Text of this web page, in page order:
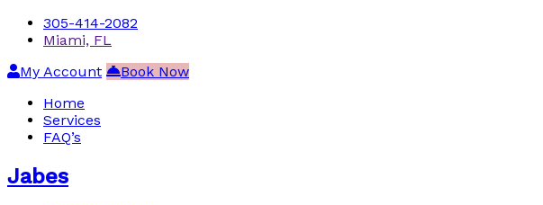
305-414-2082
Miami, FL
My Account
Book Now
Home
Services
FAQ’s
Jabes